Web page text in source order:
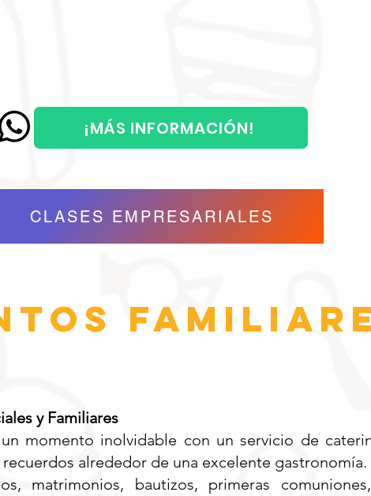
¡MÁS INFORMACIÓN!
CLASES EMPRESARIALES
y Familiares
momento inolvidable con un servicio de
alrededor de una excelente gastronomía.
matrimonios, bautizos, primeras